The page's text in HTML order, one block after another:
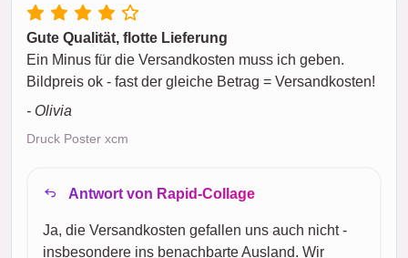
Gute Qualität, flotte Lieferung
Ein Minus für die Versandkosten muss ich geben.
Bildpreis ok - fast der gleiche Betrag = Versandkosten!
- Olivia
Druck Poster xcm
Antwort von Rapid-Collage
Ja, die Versandkosten gefallen uns auch nicht -
insbesondere ins benachbarte Ausland. Wir